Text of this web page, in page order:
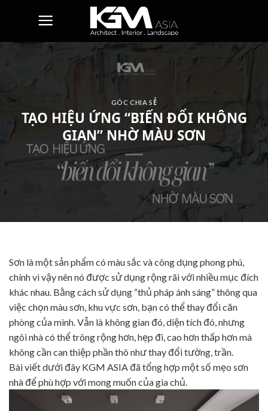
GÓC CHIA SẺ
TẠO HIỆU ỨNG “BIẾN ĐỔI KHÔNG
GIAN” NHỜ MÀU SƠN
Sơn là một sản phẩm có màu sắc và công dụng phong phú,
chính vì vậy nên nó được sử dụng rộng rãi với nhiều mục đích
khác nhau. Bằng cách sử dụng “thủ pháp ánh sáng” thông qua
việc chọn màu sơn, khu vực sơn, bạn có thể thay đổi căn
phòng của mình. Vẫn là không gian đó, diện tích đó, nhưng
ngôi nhà có thể trông rộng hơn, hẹp đi, cao hơn thấp hơn mà
không cần can thiệp phần thô như thay đổi tường, trần.
Bài viết dưới đây KGM ASIA đã tổng hợp một số mẹo sơn
nhà để phù hợp với mong muốn của gia chủ.